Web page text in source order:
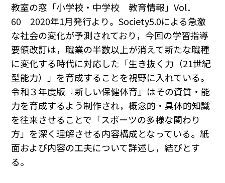
教室の窓「小学校・中学校 教育情報」Vol．
60 2020年1月発行より。Society5.0による急激
な社会の変化が予測されており，今回の学習指導
要領改訂は，職業の半数以上が消えて新たな職種
に変化する時代に対応した「生き抜く力（21世紀
型能力）」を育成することを視野に入れている。
令和３年度版『新しい保健体育』はその資質・能
力を育成するよう制作され，概念的・具体的知識
を往来させることで「スポーツの多様な関わり
方」を深く理解させる内容構成となっている。紙
面および内容の工夫について詳述し，結びとす
る。